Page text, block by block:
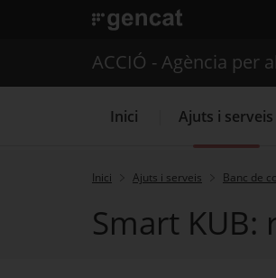
. Obre en una nova finestra.
Serveis
ACCIÓ - Agència per
Inici Ajuts i serveis
Inici Ajuts i serveis Banc de
Smart KUB: